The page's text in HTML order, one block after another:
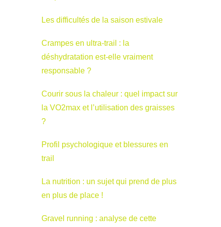
Les difficultés de la saison estivale
Crampes en ultra-trail : la
déshydratation est-elle vraiment
responsable ?
Courir sous la chaleur : quel impact sur
la VO2max et l’utilisation des graisses
?
Profil psychologique et blessures en
trail
La nutrition : un sujet qui prend de plus
en plus de place !
Gravel running : analyse de cette